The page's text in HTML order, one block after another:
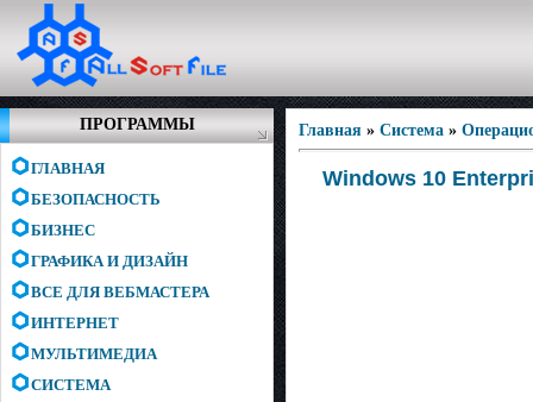
ПРОГРАММЫ
ГЛАВНАЯ
БЕЗОПАСНОСТЬ
БИЗНЕС
ГРАФИКА И ДИЗАЙН
ВСЕ ДЛЯ ВЕБМАСТЕРА
ИНТЕРНЕТ
МУЛЬТИМЕДИА
СИСТЕМА
Главная » Система »
Windows 10